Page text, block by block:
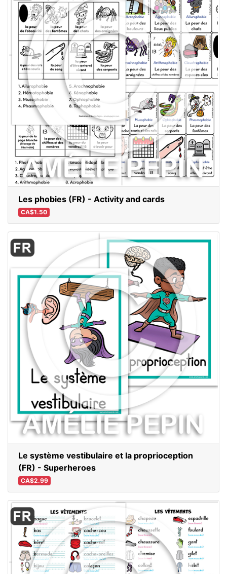
Les phobies (FR) - Activity and cards
CA$1.50
Le système vestibulaire et la proprioception
(FR) - Superheroes
CA$2.99